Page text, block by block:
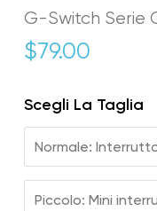
G-Switch Serie
$79.00
Scegli La Taglia
Normale:
Piccolo: Mini